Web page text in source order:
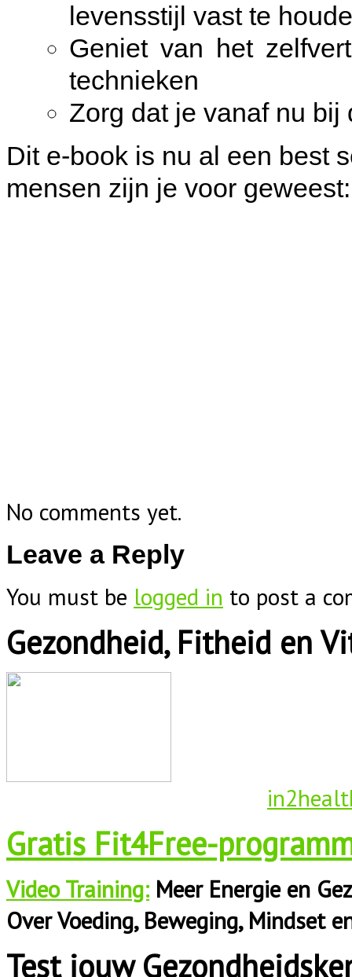
levensstijl vast te
Geniet van het
technieken
Zorg dat je vanaf nu
Dit e-book is nu al een best
mensen zijn je voor geweest:
No comments yet.
Leave a Reply
You must be logged in to post a
Gezondheid, Fitheid en
Gratis Fit4Free-
Video Training:Meer Energie en
Over Voeding, Beweging, Mindset
Test jouw